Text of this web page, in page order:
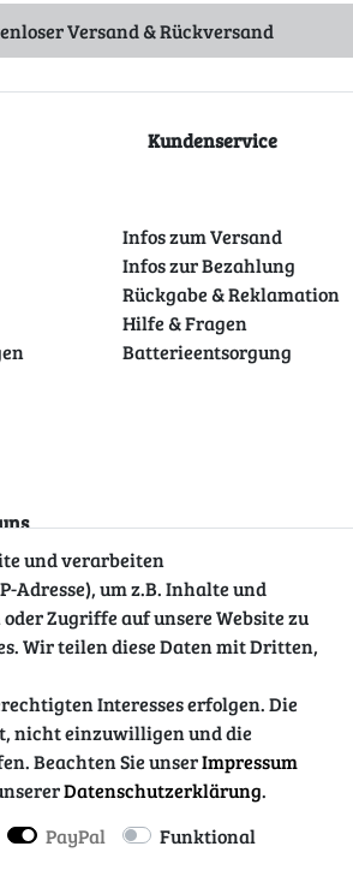
Versand & Rückversand
Kundenservice
Infos zum Versand
Infos zur Bezahlung
Rückgabe & Reklamation
Hilfe & Fragen
Batterieentsorgung
Widerrufs­recht
2026 | Alle Rechte vorbehalten.
und verarbeiten
Adresse), um z.B. Inhalte und
Zugriffe auf unsere Website zu
Wir teilen diese Daten mit Dritten,
Interesses erfolgen. Die
nicht einzuwilligen und die
Beachten Sie unserImpressum
Daten­schutz­erklärung.
PayPal
Funktional